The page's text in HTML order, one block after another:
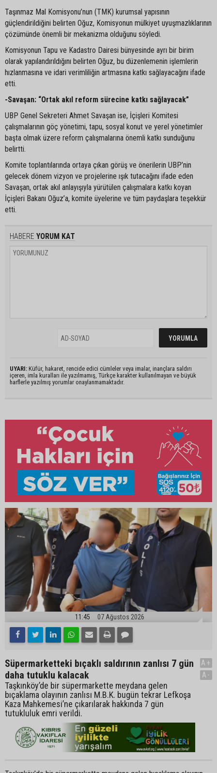
Taşınmaz Mal Komisyonu’nun (TMK) kurumsal yapısının
güçlendirildiğini belirten Oğuz, Komisyonun mülkiyet uyuşmazlıklarının
çözümünde önemli bir mekanizma olduğunu söyledi.
Komisyonun Tapu ve Kadastro Dairesi bünyesinde ayrı bir birim
olarak yapılandırıldığını belirten Oğuz, bu düzenlemenin işlemlerin
hızlanmasına ve idari verimliliğin artmasına katkı sağlayacağını ifade
etti.
-Savaşan: “Ortak akıl reform sürecine katkı sağlayacak”
UBP Genel Sekreteri Ahmet Savaşan ise, İçişleri Komitesi
çalışmalarının göç yönetimi, tapu, sosyal konut ve yerel yönetimler
başta olmak üzere reform çalışmalarına önemli katkı sunduğunu
belirtti.
Komite toplantılarında ortaya çıkan görüş ve önerilerin UBP’nin
gelecek dönem vizyon ve projelerine ışık tutacağını ifade eden
Savaşan, ortak akıl anlayışıyla yürütülen çalışmalara katkı koyan
İçişleri Bakanı Oğuz’a, komite üyelerine ve tüm paydaşlara teşekkür
etti.
HABERE YORUM KAT
UYARI: Küfür, hakaret, rencide edici cümleler veya imalar, inançlara saldırı
içeren, imla kuralları ile yazılmamış, Türkçe karakter kullanılmayan ve büyük
harflerle yazılmış yorumlar onaylanmamaktadır.
11:45 07 Ağustos 2026
Süpermarketteki bıçaklı saldırının zanlısı 7 gün
daha tutuklu kalacak
Taşkınköy’de bir süpermarkette meydana gelen
bıçaklama olayının zanlısı M.B.K. bugün tekrar Lefkoşa
Kaza Mahkemesi’ne çıkarılarak hakkında 7 gün
tutukluluk emri verildi.
A+
A-